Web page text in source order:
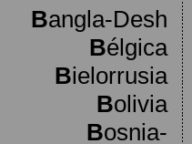
Bangla-Desh
Bélgica
Bielorrusia
Bolivia
Bosnia-